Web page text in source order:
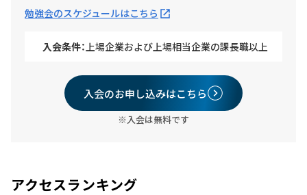
勉強会のスケジュールはこちら
入会条件：上場企業および上場相当企業の課長職以上
入会のお申し込みはこちら
※入会は無料です
アクセスランキング